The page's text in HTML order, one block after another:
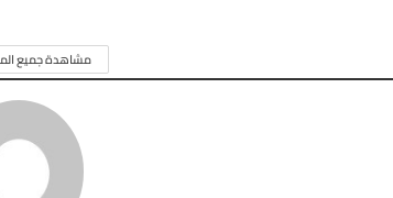
مشاهدة جميع